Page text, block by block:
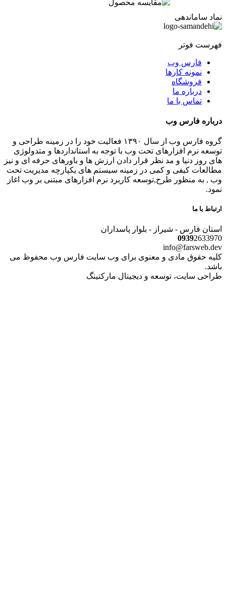
نماد ساماندهی
فهرست فوتر
فارس وب
نمونه کارها
فروشگاه
درباره ما
تماس با ما
درباره فارس وب
گروه فارس وب از سال ۱۳۹۰ فعالیت خود را در زمینه طراحی و
توسعه نرم افزارهای تحت وب با توجه به استانداردها و متدولوژی
های روز دنیا و مد نظر قرار دادن ارزش ها و باورهای حرفه ای و نیز
مطالعات کیفی و کمی در زمینه سیستم های یکپارچه مدیریت تحت
وب , به منظور طرح,توسعه کاربرد نرم افزارهای مبتنی بر وب اغاز
نمود.
ارتباط با ما
استان فارس - شیراز - بلوار پاسداران
09392633970
info@farsweb.dev
کلیه حقوق مادی و معنوی برای وب سایت فارس وب محفوظ می
باشد.
طراحی سایت، توسعه و دیجیتال مارکتینگ